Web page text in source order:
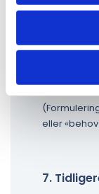
eller
7.